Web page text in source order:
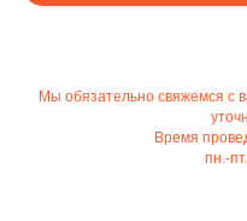
Мы обязательно свяжемся с
Время
пн.-